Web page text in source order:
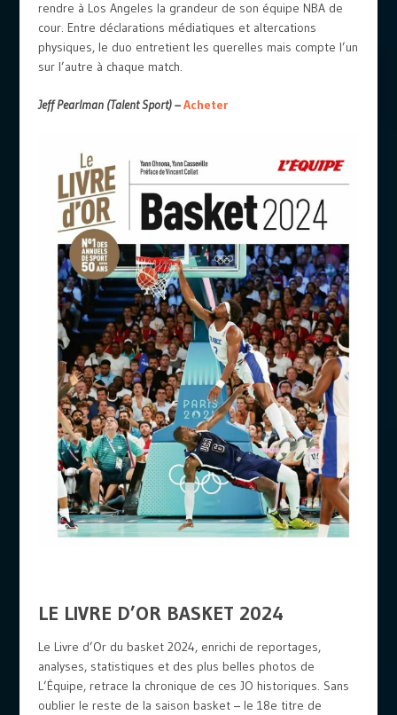
rendre à Los Angeles la grandeur de son équipe NBA de
cour. Entre déclarations médiatiques et altercations
physiques, le duo entretient les querelles mais compte l’un
sur l’autre à chaque match.
Jeff Pearlman (Talent Sport) – Acheter
LE LIVRE D’OR BASKET 2024
Le Livre d’Or du basket 2024, enrichi de reportages,
analyses, statistiques et des plus belles photos de
L’Équipe, retrace la chronique de ces JO historiques. Sans
oublier le reste de la saison basket – le 18e titre de